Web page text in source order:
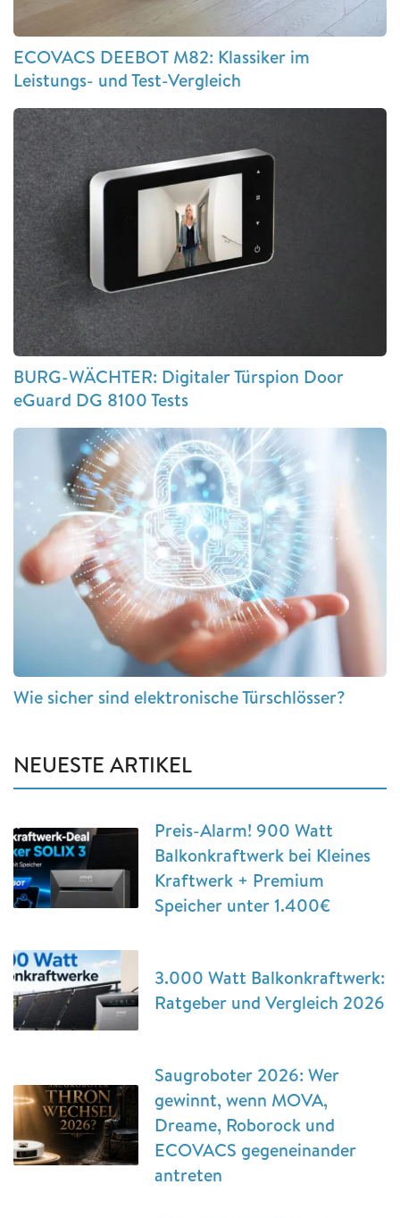
ECOVACS DEEBOT M82: Klassiker im
Leistungs- und Test-Vergleich
BURG-WÄCHTER: Digitaler Türspion Door
eGuard DG 8100 Tests
Wie sicher sind elektronische Türschlösser?
NEUESTE ARTIKEL
Preis-Alarm! 900 Watt
Balkonkraftwerk bei Kleines
Kraftwerk + Premium
Speicher unter 1.400€
3.000 Watt Balkonkraftwerk:
Ratgeber und Vergleich 2026
Saugroboter 2026: Wer
gewinnt, wenn MOVA,
Dreame, Roborock und
ECOVACS gegeneinander
antreten